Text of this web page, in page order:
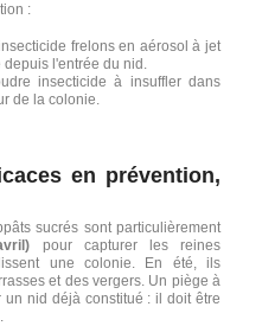
:
frelons en aérosol à jet
depuis l'entrée du nid.
insecticide à insuffler dans
de la colonie.
en prévention,
sucrés sont particulièrement
pour capturer les reines
une colonie. En été, ils
et des vergers. Un piège à
nid déjà constitué : il doit être